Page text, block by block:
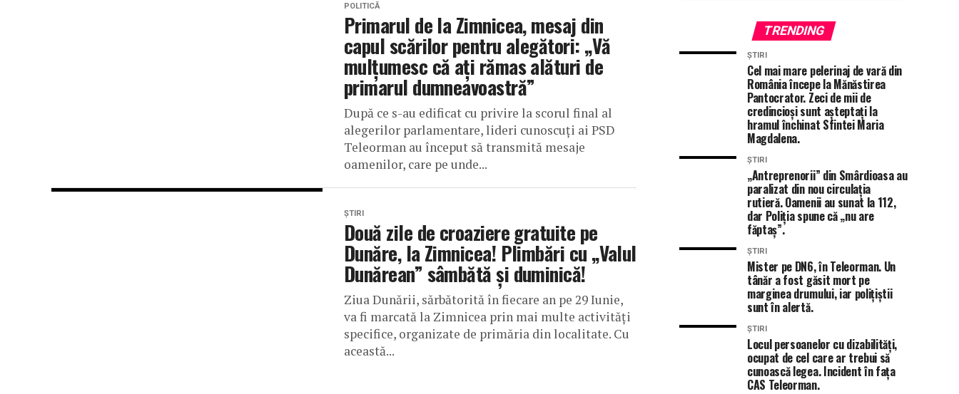
POLITICĂ
Primarul de la Zimnicea, mesaj din
capul scărilor pentru alegători: „Vă
mulțumesc că ați rămas alături de
primarul dumneavoastră”
După ce s-au edificat cu privire la scorul final al
alegerilor parlamentare, lideri cunoscuți ai PSD
Teleorman au început să transmită mesaje
oamenilor, care pe unde...
ȘTIRI
Două zile de croaziere gratuite pe
Dunăre, la Zimnicea! Plimbări cu „Valul
Dunărean” sâmbătă și duminică!
Ziua Dunării, sărbătorită în fiecare an pe 29 Iunie,
va fi marcată la Zimnicea prin mai multe activități
specifice, organizate de primăria din localitate. Cu
această...
TRENDING
ȘTIRI
Cel mai mare pelerinaj de vară din
România începe la Mănăstirea
Pantocrator. Zeci de mii de
credincioși sunt așteptați la
hramul închinat Sfintei Maria
Magdalena.
ȘTIRI
„Antreprenorii” din Smârdioasa au
paralizat din nou circulația
rutieră. Oamenii au sunat la 112,
dar Poliția spune că „nu are
făptaș”.
ȘTIRI
Mister pe DN6, în Teleorman. Un
tânăr a fost găsit mort pe
marginea drumului, iar polițiștii
sunt în alertă.
ȘTIRI
Locul persoanelor cu dizabilități,
ocupat de cel care ar trebui să
cunoască legea. Incident în fața
CAS Teleorman.